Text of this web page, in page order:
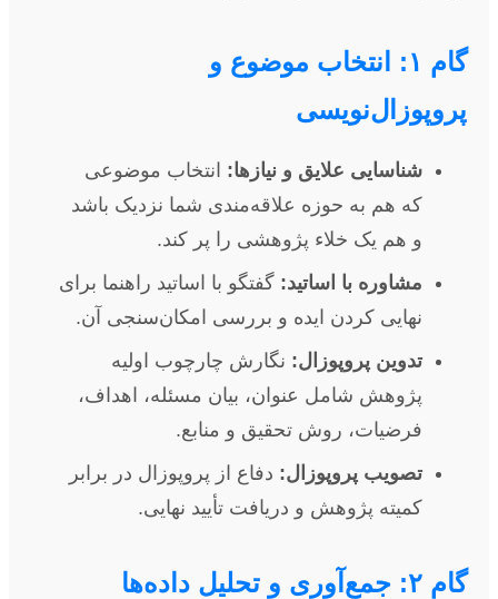
گام ۱: انتخاب موضوع و
پروپوزال‌نویسی
شناسایی علایق و نیازها: انتخاب موضوعی
که هم به حوزه علاقه‌مندی شما نزدیک باشد
و هم یک خلاء پژوهشی را پر کند.
مشاوره با اساتید: گفتگو با اساتید راهنما برای
نهایی کردن ایده و بررسی امکان‌سنجی آن.
تدوین پروپوزال: نگارش چارچوب اولیه
پژوهش شامل عنوان، بیان مسئله، اهداف،
فرضیات، روش تحقیق و منابع.
تصویب پروپوزال: دفاع از پروپوزال در برابر
کمیته پژوهش و دریافت تأیید نهایی.
گام ۲: جمع‌آوری و تحلیل داده‌ها